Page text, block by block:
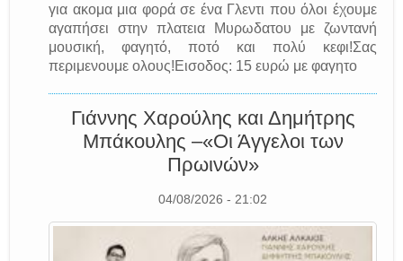
για ακομα μια φορά σε ένα Γλεντι που όλοι έχουμε
αγαπήσει στην πλατεια Μυρωδατου με ζωντανή
μουσική, φαγητό, ποτό και πολύ κεφι!Σας
περιμενουμε ολους!Εισοδος: 15 ευρώ με φαγητο
Γιάννης Χαρούλης και Δημήτρης
Μπάκουλης –«Οι Άγγελοι των
Πρωινών»
04/08/2026 - 21:02